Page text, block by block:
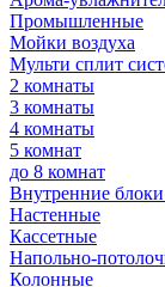
Промышленные
Мойки воздуха
Мульти сплит
2 комнаты
3 комнаты
4 комнаты
5 комнат
до 8 комнат
Внутренние
Настенные
Кассетные
Напольно-
Колонные